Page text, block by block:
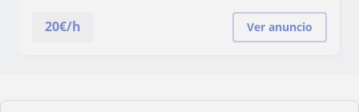
20€/h Ver anuncio